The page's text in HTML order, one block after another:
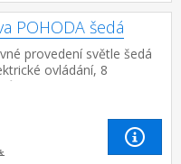
POHODA šedá
provedení světle šedá
ovládání, 8
2 stupně intenzity,
...